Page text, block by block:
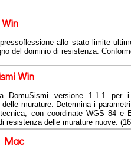
allo stato limite
del dominio di resistenza.
Win
DomuSismi versione 1.1.1
murature. Determina i
con coordinate WGS 84 e
resistenza delle murature nuove.
Mac